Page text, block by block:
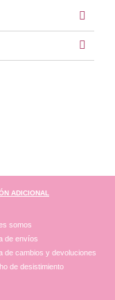
ADICIONAL
somos
de envíos
de cambios y devoluciones
de desistimiento